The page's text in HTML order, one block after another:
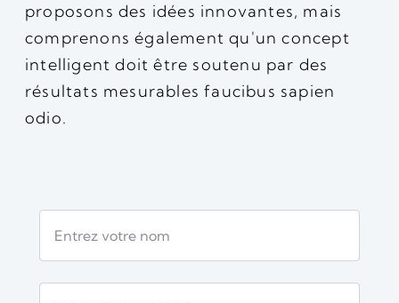
proposons des idées innovantes, mais
comprenons également qu'un concept
intelligent doit être soutenu par des
résultats mesurables faucibus sapien
odio.